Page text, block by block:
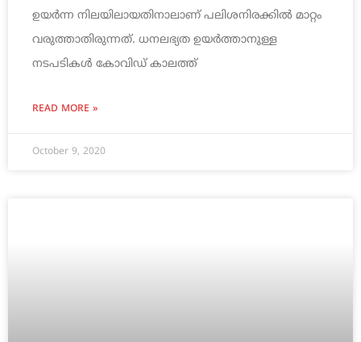
ഉയര്‍ന്ന നിലയിലായതിനാലാണ്‌ പലിശനിരക്കില്‍ മാറ്റം
വരുത്താതിരുന്നത്‌. ധനലഭ്യത ഉയര്‍ത്താനുള്ള
നടപടികള്‍ കോവിഡ്‌ കാലത്ത്‌
READ MORE »
October 9, 2020